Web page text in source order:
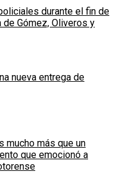
durante el fin de
de Gómez, Oliveros y
nueva entrega de
mucho más que un
que emocionó a